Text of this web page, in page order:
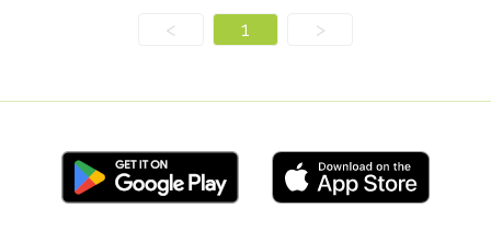
< 1 >